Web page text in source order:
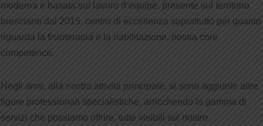
moderna e basata sul lavoro d’equipe, presente sul territorio
bresciano dal 2015, centro di eccellenza soprattutto per quanto
riguarda la fisioterapia e la riabilitazione, nostra core
competence.
Negli anni, alla nostra attività principale, si sono aggiunte altre
figure professionali specialistiche, arricchendo la gamma di
servizi che possiamo offrire, tutte visibili sul nostro